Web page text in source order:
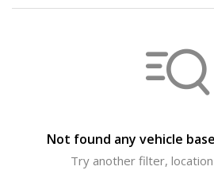
Not found any vehicle
Try another filter,